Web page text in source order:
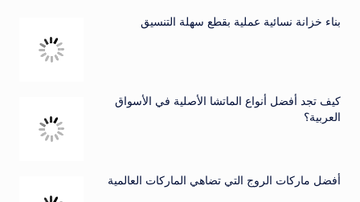
بناء خزانة نسائية عملية بقطع سهلة التنسيق
كيف تجد أفضل أنواع الماتشا الأصلية في الأسواق
العربية؟
أفضل ماركات الروج التي تضاهي الماركات العالمية